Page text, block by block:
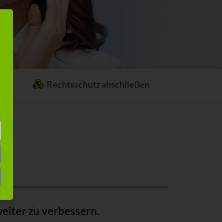
Rechtsschutz abschließen
zu verbessern.